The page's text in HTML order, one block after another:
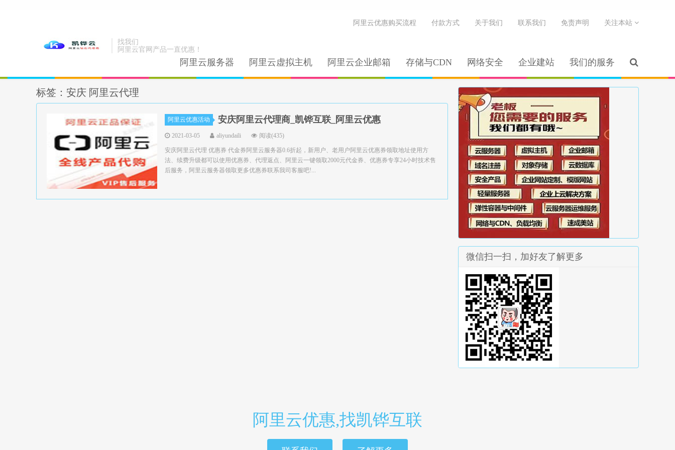
找我们
阿里云官网产品一直优惠！
阿里云服务器 阿里云虚拟主机 阿里云企业邮箱 存储与CDN 网络安全 企业建站 我们的服务
阿里云优惠购买流程 付款方式 关于我们 联系我们 免责声明 关注本站
标签：安庆 阿里云代理
阿里云优惠活动 安庆阿里云代理商_凯铧互联_阿里云优惠
2021-03-05 aliyundaili 阅读(435)
安庆阿里云代理 优惠券 代金券阿里云服务器0.6折起，新用户、老用户阿里云优惠券领取地址使用方
法、续费升级都可以使用优惠券、代理返点、阿里云一键领取2000元代金券、优惠券专享24小时技术售
后服务，阿里云服务器领取更多优惠券联系我司客服吧!...
微信扫一扫，加好友了解更多
阿里云优惠,找凯铧互联